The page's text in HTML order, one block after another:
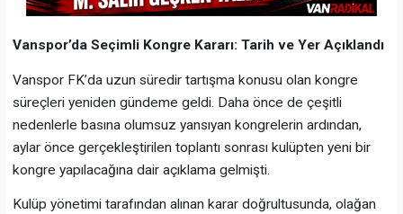
Vanspor’da Seçimli Kongre Kararı: Tarih ve Yer Açıklandı
Vanspor FK’da uzun süredir tartışma konusu olan kongre
süreçleri yeniden gündeme geldi. Daha önce de çeşitli
nedenlerle basına olumsuz yansıyan kongrelerin ardından,
aylar önce gerçekleştirilen toplantı sonrası kulüpten yeni bir
kongre yapılacağına dair açıklama gelmişti.
Kulüp yönetimi tarafından alınan karar doğrultusunda, olağan